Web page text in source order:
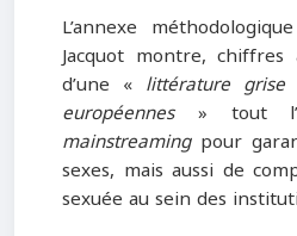
L’annexe
Jacquot montre,
d’une « littérature grise
européennes» tout
mainstreamingpour
sexes, mais aussi de
sexuée au sein des